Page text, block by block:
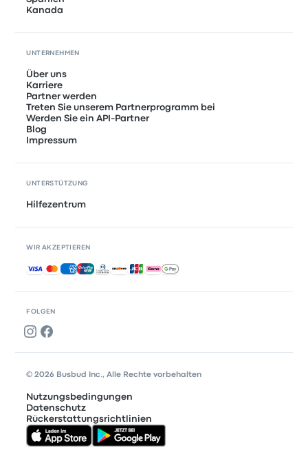
FOLGEN
Kanada
UNTERNEHMEN
Über uns
Karriere
Partner werden
Treten Sie unserem Partnerprogramm bei
Werden Sie ein API-Partner
Blog
Impressum
UNTERSTÜTZUNG
Hilfezentrum
WIR AKZEPTIEREN
Akzeptierte Zahlungsmethoden
© 2026 Busbud Inc., Alle Rechte vorbehalten
Nutzungsbedingungen
Datenschutz
Rückerstattungsrichtlinien